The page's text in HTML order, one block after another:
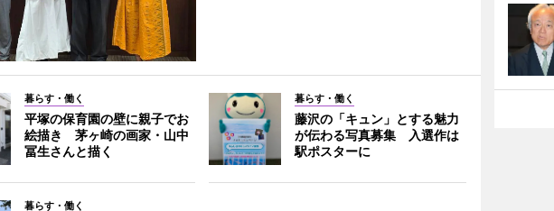
暮らす・働く
平塚の保育園の壁に親子でお
絵描き 茅ヶ崎の画家・山中
冨生さんと描く
暮らす・働く
藤沢の「キュン」とする魅力
が伝わる写真募集 入選作は
駅ポスターに
暮らす・働く